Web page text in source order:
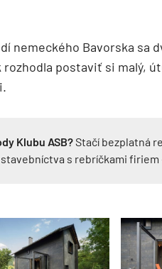
nemeckého Bavorska sa
rozhodla postaviť si malý,
Klubu ASB?Stačí bezplatná
stavebníctva s rebríčkami